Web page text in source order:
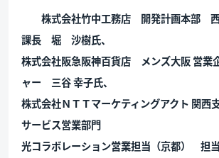
株式会社竹中工務店 開発計画本部 西
課長 堀 沙樹氏、
株式会社阪急阪神百貨店 メンズ大阪 営
ャー 三谷 幸子氏、
株式会社ＮＴＴマーケティングアクト 関
サービス営業部門
光コラボレーション営業担当（京都）